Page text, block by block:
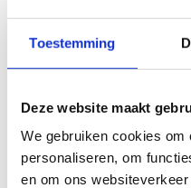
Toestemming
Deze website maakt
We gebruiken cookies
personaliseren, om
en om ons
Bij een reservatie
de vorm van een E-
Wij houden het
doorverkopen aan
Om deze reden
voorzien.
Aan ons
cafetaria Zomerlust
snacks kan kopen. Je
meebrengen?
aankomst. Anders zal
aangerekend.